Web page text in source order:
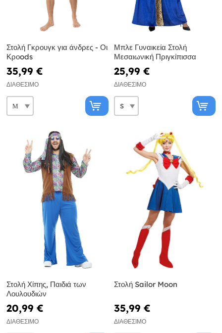
Στολή Γκρουγκ για άνδρες - Οι
Κροods
35,99 €
ΔΙΑΘΈΣΙΜΟ
Μπλε Γυναικεία Στολή
Μεσαιωνική Πριγκίπισσα
25,99 €
ΔΙΑΘΈΣΙΜΟ
Στολή Χίπης, Παιδιά των
Λουλουδιών
20,99 €
ΔΙΑΘΈΣΙΜΟ
Στολή Sailor Moon
35,99 €
ΔΙΑΘΈΣΙΜΟ